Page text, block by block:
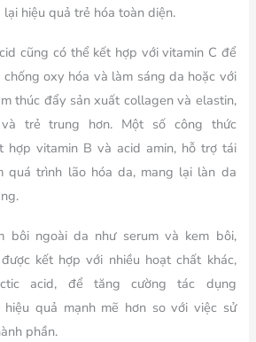
hiệu quả trẻ hóa toàn diện.
cũng có thể kết hợp với vitamin C để
oxy hóa và làm sáng da hoặc với
thúc đẩy sản xuất collagen và elastin,
trẻ trung hơn. Một số công thức
hợp vitamin B và acid amin, hỗ trợ tái
quá trình lão hóa da, mang lại làn da
bôi ngoài da như serum và kem bôi,
kết hợp với nhiều hoạt chất khác,
acid, để tăng cường tác dụng
hiệu quả mạnh mẽ hơn so với việc sử
phần.